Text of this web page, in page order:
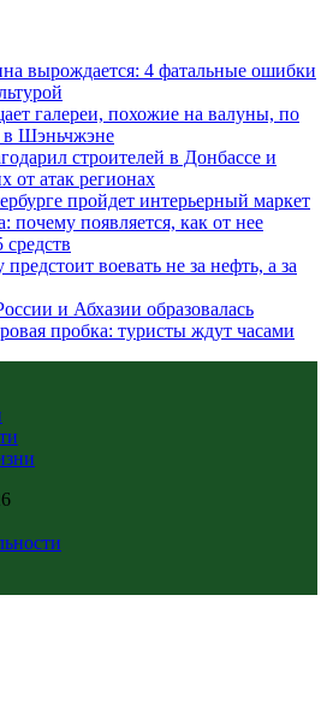
вырождается: 4 фатальные ошибки
галереи, похожие на валуны, по
в Шэньчжэне
строителей в Донбассе и
от атак регионах
пройдет интерьерный маркет
почему появляется, как от нее
средств
предстоит воевать не за нефть, а за
и Абхазии образовалась
пробка: туристы ждут часами